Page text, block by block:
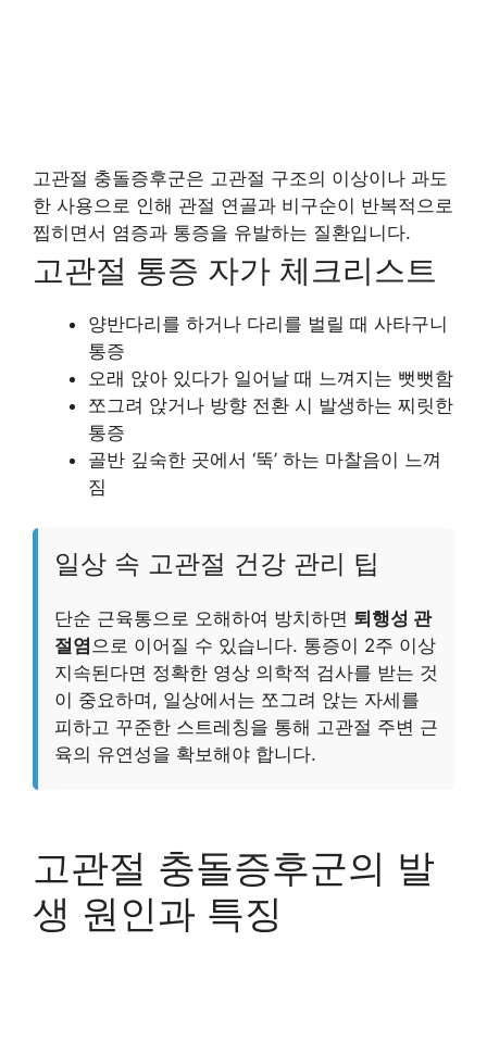
고관절 충돌증후군은 고관절 구조의 이상이나 과도
한 사용으로 인해 관절 연골과 비구순이 반복적으로
찝히면서 염증과 통증을 유발하는 질환입니다.
고관절 통증 자가 체크리스트
양반다리를 하거나 다리를 벌릴 때 사타구니
통증
오래 앉아 있다가 일어날 때 느껴지는 뻣뻣함
쪼그려 앉거나 방향 전환 시 발생하는 찌릿한
통증
골반 깊숙한 곳에서 ‘뚝’ 하는 마찰음이 느껴
짐
일상 속 고관절 건강 관리 팁
단순 근육통으로 오해하여 방치하면 퇴행성 관
절염으로 이어질 수 있습니다. 통증이 2주 이상
지속된다면 정확한 영상 의학적 검사를 받는 것
이 중요하며, 일상에서는 쪼그려 앉는 자세를
피하고 꾸준한 스트레칭을 통해 고관절 주변 근
육의 유연성을 확보해야 합니다.
고관절 충돌증후군의 발
생 원인과 특징